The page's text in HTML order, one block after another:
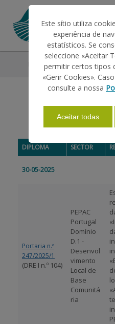
AJUDAS/APOIOS
INFORMAÇÕES
APOIO AO BENEFICIÁRIO
Legislação 2025 Maio
MAIO 2025
DIPLOMA SECTOR
30-05-2025
Portaria n.º
247/2025/1
(DRE I n.º 104)
PEPAC
Portugal
Domínio
D.1 -
Desenvol
vimento
Local de
Base
Comunitá
ria
Este sítio utiliza
experiência de
estatísticos. Se
seleccione «Aceitar
permitir certos tipos
«Gerir Cookies».
consulte a nossa
Aceitar todas